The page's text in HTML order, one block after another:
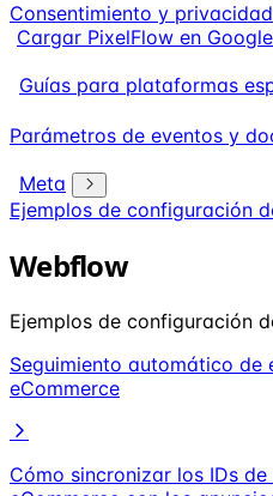
Consentimiento y privacidad
Cargar PixelFlow en
Guías para plataformas
Parámetros de eventos y
Meta
Ejemplos de configuración
Webflow
Ejemplos de configuración
Seguimiento automático de
eCommerce
Cómo sincronizar los IDs